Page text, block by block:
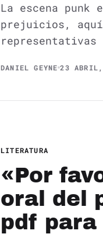
La escena punk
prejuicios, aquí
representativas
DANIEL GEYNE 23
LITERATURA
«Por
oral del
pdf